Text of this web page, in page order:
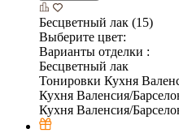
Бесцветный лак (15)
Выберите цвет:
Варианты отделки :
Бесцветный лак
Тонировки Кухня
Кухня Валенсия/
Кухня Валенсия/